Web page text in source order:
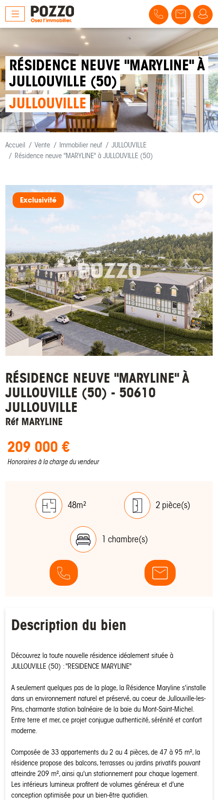
RÉSIDENCE NEUVE "MARYLINE" À
JULLOUVILLE (50)
JULLOUVILLE
Accueil Vente Immobilier neuf
JULLOUVILLE
Résidence neuve "MARYLINE" à JULLOUVILLE (50)
Exclusivité
RÉSIDENCE NEUVE "MARYLINE" À
JULLOUVILLE (50) - 50610
JULLOUVILLE
Réf MARYLINE
209 000 €
Honoraires à la charge du vendeur
48m² 2 pièce(s)
1 chambre(s)
Description du bien
Découvrez la toute nouvelle résidence idéalement située à
JULLOUVILLE (50) : "RESIDENCE MARYLINE"
A seulement quelques pas de la plage, la Résidence Maryline s'installe
dans un environnement naturel et préservé, au coeur de Jullouville-les-
Pins, charmante station balnéaire de la baie du Mont-Saint-Michel.
Entre terre et mer, ce projet conjugue authenticité, sérénité et confort
moderne.
Composée de 33 appartements du 2 au 4 pièces, de 47 à 95 m², la
résidence propose des balcons, terrasses ou jardins privatifs pouvant
atteindre 209 m², ainsi qu'un stationnement pour chaque logement.
Les intérieurs lumineux profitent de volumes généreux et d'une
conception optimisée pour un bien-être quotidien.